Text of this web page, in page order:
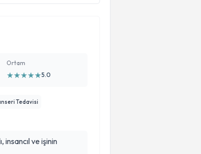
Ortam
★★★★★5.0
Tedavisi
insancıl ve işinin